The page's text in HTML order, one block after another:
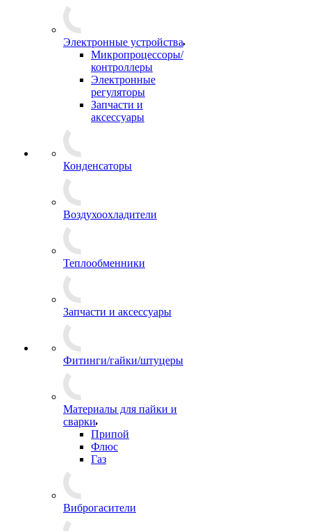
Электронные устройства
Микропроцессоры/
контроллеры
Электронные
регуляторы
Запчасти и
аксессуары
Конденсаторы
Воздухоохладители
Теплообменники
Запчасти и аксессуары
Фитинги/гайки/штуцеры
Материалы для пайки и
сварки
Припой
Флюс
Газ
Виброгасители